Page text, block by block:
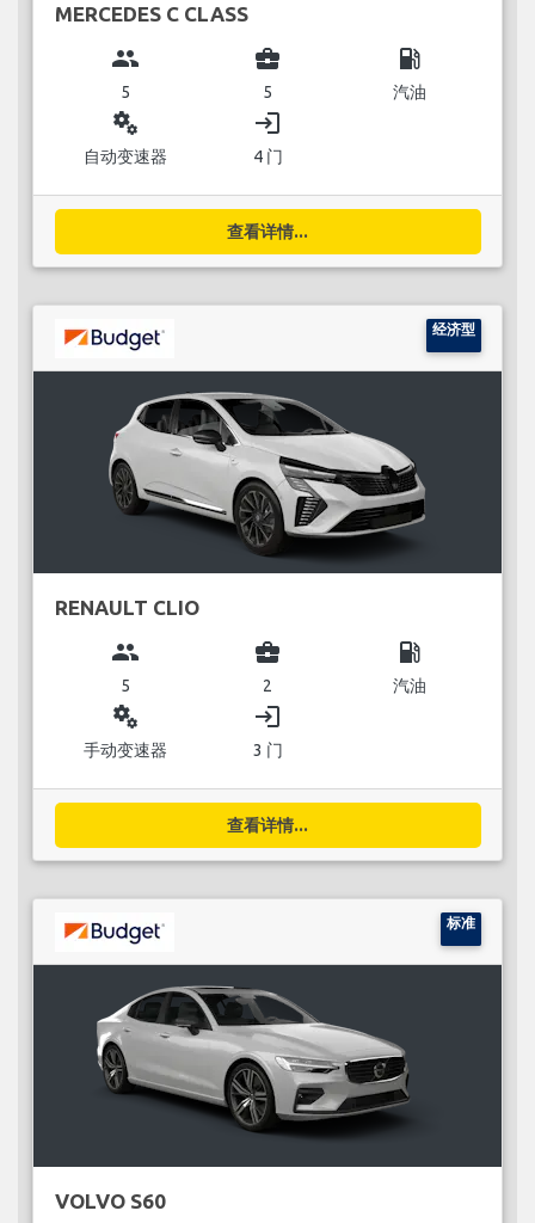
MERCEDES C CLASS
group
5
business_center
5
local_gas_station
汽油
miscellaneous_services
自动变速器
login
4 门
查看详情...
经济型
RENAULT CLIO
group
5
business_center
2
local_gas_station
汽油
miscellaneous_services
手动变速器
login
3 门
查看详情...
标准
VOLVO S60